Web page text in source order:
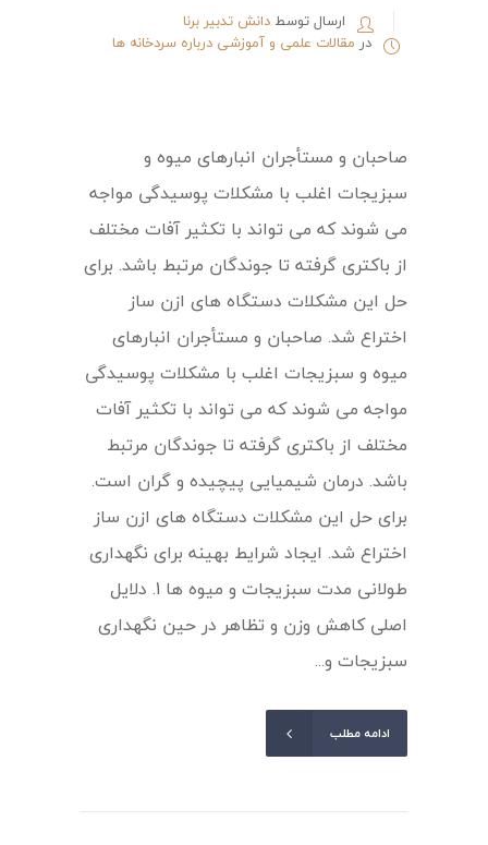
ارسال توسط دانش تدبیر برنا
در مقالات علمی و آموزشی درباره سردخانه ها
صاحبان و مستأجران انبارهای میوه و
سبزیجات اغلب با مشکلات پوسیدگی مواجه
می شوند که می تواند با تکثیر آفات مختلف
از باکتری گرفته تا جوندگان مرتبط باشد. برای
حل این مشکلات دستگاه های ازن ساز
اختراع شد. صاحبان و مستأجران انبارهای
میوه و سبزیجات اغلب با مشکلات پوسیدگی
مواجه می شوند که می تواند با تکثیر آفات
مختلف از باکتری گرفته تا جوندگان مرتبط
باشد. درمان شیمیایی پیچیده و گران است.
برای حل این مشکلات دستگاه های ازن ساز
اختراع شد. ایجاد شرایط بهینه برای نگهداری
طولانی مدت سبزیجات و میوه ها 1. دلایل
اصلی کاهش وزن و تظاهر در حین نگهداری
سبزیجات و...
ادامه مطلب